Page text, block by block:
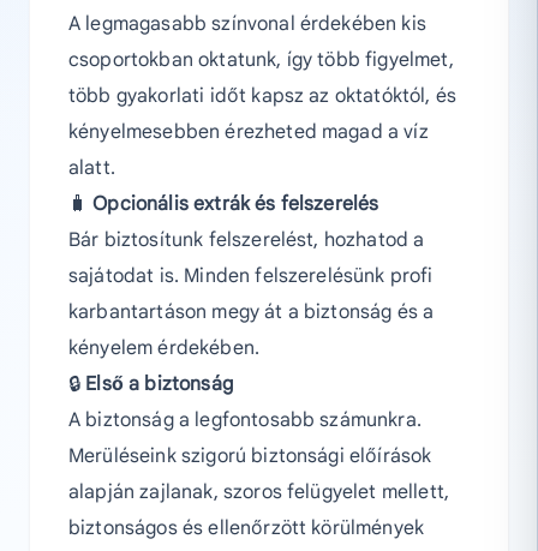
A legmagasabb színvonal érdekében kis
csoportokban oktatunk, így több figyelmet,
több gyakorlati időt kapsz az oktatóktól, és
kényelmesebben érezheted magad a víz
alatt.
🧳Opcionális extrák és felszerelés
Bár biztosítunk felszerelést, hozhatod a
sajátodat is. Minden felszerelésünk profi
karbantartáson megy át a biztonság és a
kényelem érdekében.
🔒 Első a biztonság
A biztonság a legfontosabb számunkra.
Merüléseink szigorú biztonsági előírások
alapján zajlanak, szoros felügyelet mellett,
biztonságos és ellenőrzött körülmények